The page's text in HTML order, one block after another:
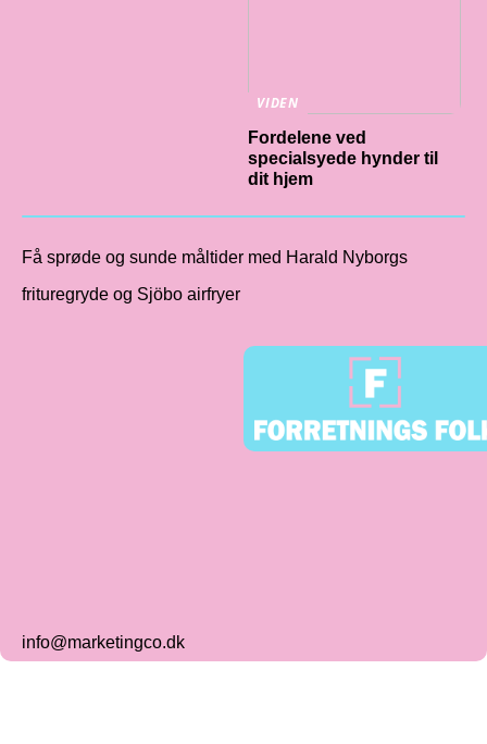
VIDEN
Fordelene ved
specialsyede hynder til
dit hjem
Få sprøde og sunde måltider med Harald Nyborgs
frituregryde og Sjöbo airfryer
info@marketingco.dk